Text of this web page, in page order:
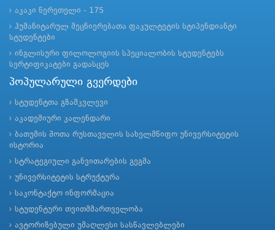
აკაკი წერეთელი - 175
ჰუმანიტარულ მეცნიერებათა ფაკულტეტის სტიპენდიანტი
სტუდენტები
ინგლისური ფილოლოგიის სპეციალობის სტუდენტებს
სერტიფიკატები გადასცეს
პოპულარული გვერდები
სტუდენტთა გზამკვლევი
აკადემიური კალენდარი
ბათუმის შოთა რუსთაველის სახელმწიფო უნივერსიტეტის
ისტორია
სტრატეგიული განვითარების გეგმა
უნივერსიტეტის სტრუქტურა
საკონტაქტო ინფორმაცია
სტუდენტური თვითმმართველობა
ავტორიზებული უმაღლესი სასწავლებლები